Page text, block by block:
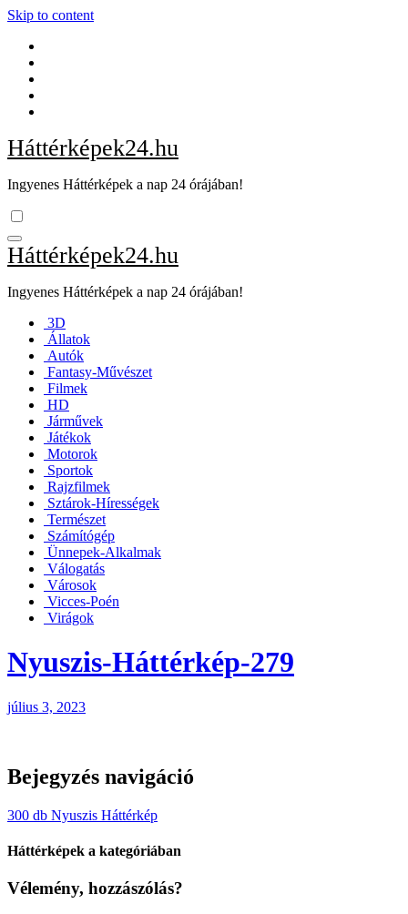
Skip to content
Háttérképek24.hu
Ingyenes Háttérképek a nap 24 órájában!
Háttérképek24.hu
Ingyenes Háttérképek a nap 24 órájában!
3D
Állatok
Autók
Fantasy-Művészet
Filmek
HD
Járművek
Játékok
Motorok
Sportok
Rajzfilmek
Sztárok-Hírességek
Természet
Számítógép
Ünnepek-Alkalmak
Válogatás
Városok
Vicces-Poén
Virágok
Nyuszis-Háttérkép-279
július 3, 2023
Bejegyzés navigáció
300 db Nyuszis Háttérkép
Háttérképek a kategóriában
Vélemény, hozzászólás?